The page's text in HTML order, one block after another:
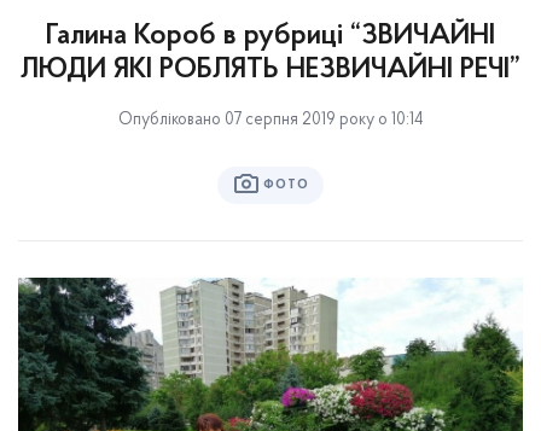
Галина Короб в рубриці “ЗВИЧАЙНІ
ЛЮДИ ЯКІ РОБЛЯТЬ НЕЗВИЧАЙНІ РЕЧІ”
Опубліковано 07 серпня 2019 року о 10:14
ФОТО